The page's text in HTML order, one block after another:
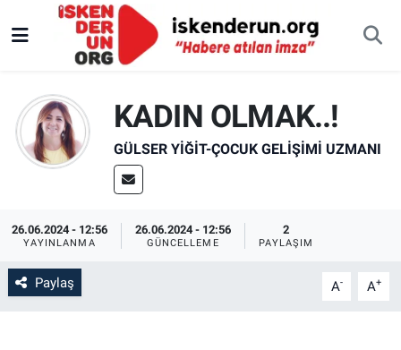
KADIN OLMAK..!
GÜLSER YIĞIT-ÇOCUK GELIŞIMI UZMANI
26.06.2024 - 12:56
YAYINLANMA
26.06.2024 - 12:56
GÜNCELLEME
2
PAYLAŞIM
Paylaş A- A+